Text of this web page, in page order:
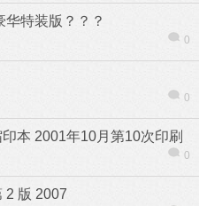
特装版？？？
0
0
本 2001年10月第10次印刷
0
2 版 2007